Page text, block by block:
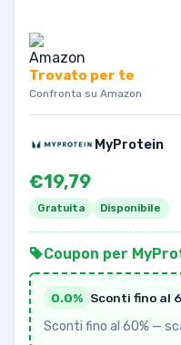
Trovato per te
Confronta su Amazon
MyProtein
€19,79
Gratuita Disponibile
Coupon per
0.0% Sconti fino al
Sconti fino al 60% —